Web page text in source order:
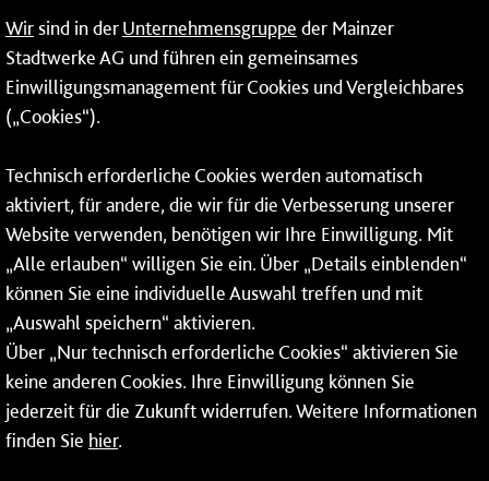
24-Stunden-Telefon*
06131 – 12 77 77
Fax: 06131 – 12 66 66
* Montags bis freitags bis 7 und ab 18 Uhr sowie an
Wochenenden und Feiertagen ganztags werden Ihre
Anrufe je nach Themenauswahl an ein Callcenter des
RMV oder von nextbike weitergeleitet. Dort erhalten Sie
ausschließlich Auskünfte zum Fahrplan bzw. zu
meinRad.
Wirsind in derUnternehmensgruppe der Mainzer
Stadtwerke AG und führen ein gemeinsames
Einwilligungsmanagement für Cookies und Vergleichbares
(„Cookies“).
Technisch erforderliche Cookies werden automatisch
aktiviert, für andere, die wir für die Verbesserung unserer
Website verwenden, benötigen wir Ihre Einwilligung. Mit
„Alle erlauben“ willigen Sie ein. Über „Details einblenden“
können Sie eine individuelle Auswahl treffen und mit
„Auswahl speichern“ aktivieren.
Über „Nur technisch erforderliche Cookies“ aktivieren Sie
keine anderen Cookies. Ihre Einwilligung können Sie
jederzeit für die Zukunft widerrufen. Weitere Informationen
finden Sie hier.